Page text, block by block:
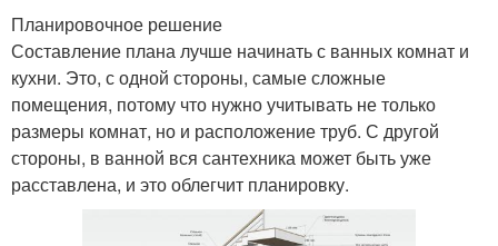
Планировочное решение
Составление плана лучше начинать с ванных комнат и
кухни. Это, с одной стороны, самые сложные
помещения, потому что нужно учитывать не только
размеры комнат, но и расположение труб. С другой
стороны, в ванной вся сантехника может быть уже
расставлена, и это облегчит планировку.